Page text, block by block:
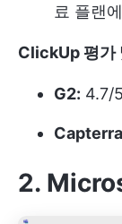
료 플랜
ClickUp 평가
G2: 4.7/
2.